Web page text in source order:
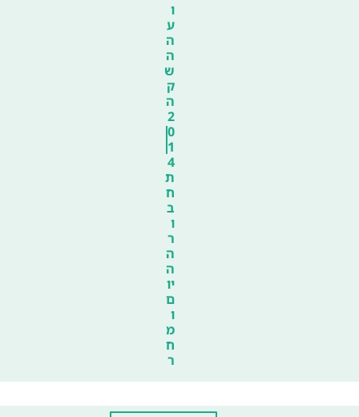
ו
ע
ה
ה
ש
ק
ה
2
0
1
4
ת
ח
ב
ו
ר
ה
ה
יו
ם
ו
מ
ח
ר